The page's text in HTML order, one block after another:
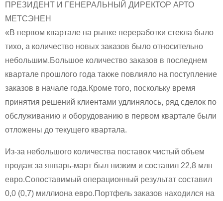
ПРЕЗИДЕНТ И ГЕНЕРАЛЬНЫЙ ДИРЕКТОР АРТО
МЕТСЭНЕН
«В первом квартале на рынке переработки стекла было
тихо, а количество новых заказов было относительно
небольшим.Большое количество заказов в последнем
квартале прошлого года также повлияло на поступление
заказов в начале года.Кроме того, поскольку время
принятия решений клиентами удлинялось, ряд сделок по
обслуживанию и оборудованию в первом квартале были
отложены до текущего квартала.
Из-за небольшого количества поставок чистый объем
продаж за январь-март был низким и составил 22,8 млн
евро.Сопоставимый операционный результат составил
0,0 (0,7) миллиона евро.Портфель заказов находился на